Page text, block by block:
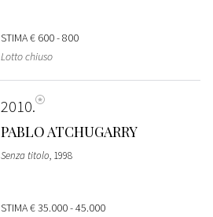
STIMA€ 600 - 800
Lotto chiuso
2010
PABLO ATCHUGARRY
Senza titolo, 1998
STIMA€ 35.000 - 45.000